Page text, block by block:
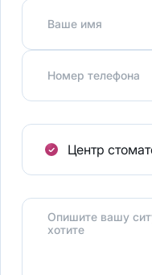
Ваше имя
Номер телефона
Центр
Опишите вашу
хотите